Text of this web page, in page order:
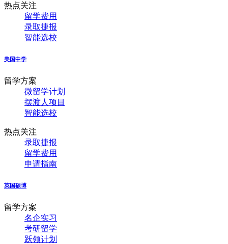
热点关注
留学费用
录取捷报
智能选校
美国中学
留学方案
微留学计划
摆渡人项目
智能选校
热点关注
录取捷报
留学费用
申请指南
英国硕博
留学方案
名企实习
考研留学
跃领计划